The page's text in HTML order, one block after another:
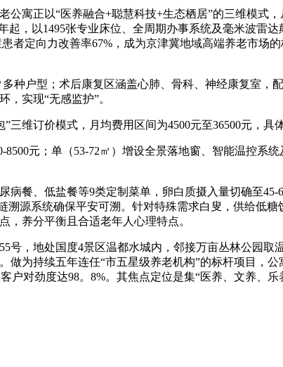
正以“医养融合+聪慧科技+生态栖居”的三维模式
，以1495张专业床位、全周期办事系统及毫米波雷
者定向力改善率67%，成为京津冀地域高端养老市场
户型；术后康复区涵盖心肺、骨科、神经康复室，
实现“无感监护”。
维订价模式，月均费用区间为4500元至36500元，具体
元；单（53-72㎡）增设全景落地窗、智能温控系统
、低盐餐等9类定制菜单，卵白质摄入量切确至45-
源系统确保平安可溯。针对特殊需求白叟，供给低
，养分平衡且合适老年人心理特点。
地处国度4景区温都水城内，邻接万亩丛林公园取
为持续五年连任“市五星级养老机构”的标杆项目，
户对劲度达98。8%。其焦点定位是集“医养、文养、